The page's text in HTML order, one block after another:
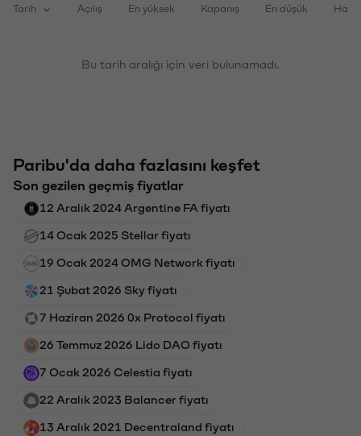
Tarih Açılış En yüksek Kapanış En düşük
Bu tarih aralığı için veri bulunamadı.
Paribu'da daha fazlasını keşfet
Son gezilen geçmiş fiyatlar
12 Aralık 2024 Argentine FA fiyatı
14 Ocak 2025 Stellar fiyatı
19 Ocak 2024 OMG Network fiyatı
21 Şubat 2026 Sky fiyatı
7 Haziran 2026 0x Protocol fiyatı
26 Temmuz 2026 Lido DAO fiyatı
7 Ocak 2026 Celestia fiyatı
22 Aralık 2023 Balancer fiyatı
13 Aralık 2021 Decentraland fiyatı